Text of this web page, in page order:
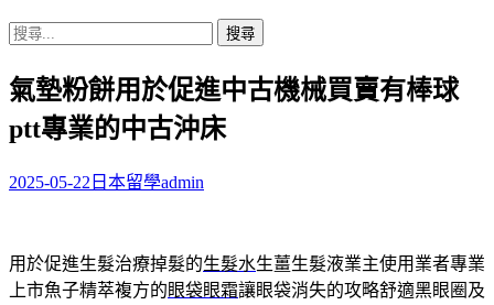
搜
關
字:
氣墊粉餅用於促進中古機械買賣有棒球
ptt專業的中古沖床
2025-05-22 日本留學admin
用於促進生髮治療掉髮的生髮水生薑生髮液業主使用業者專業
上市魚子精萃複方的眼袋眼霜讓眼袋消失的攻略舒適黑眼圈及